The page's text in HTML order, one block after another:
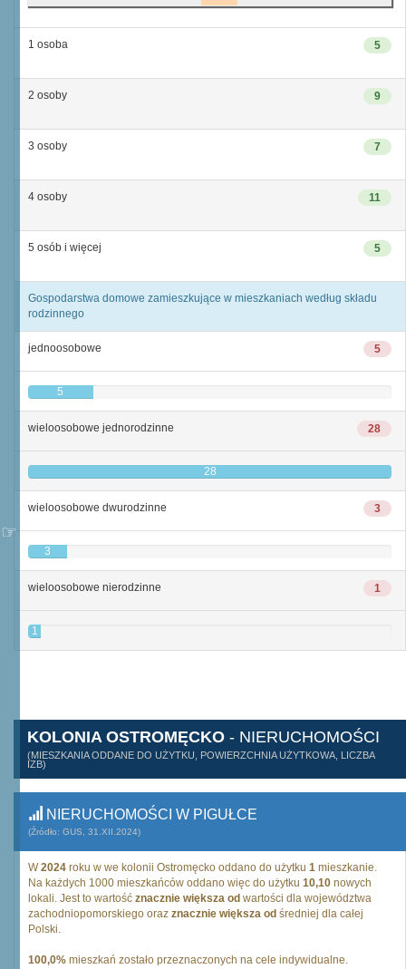
5
1 osoba
9
2 osoby
7
3 osoby
11
4 osoby
5
5 osób i więcej
Gospodarstwa domowe zamieszkujące w mieszkaniach według składu
rodzinnego
5
jednoosobowe
5
28
wieloosobowe jednorodzinne
28
3
wieloosobowe dwurodzinne
3
1
wieloosobowe nierodzinne
1
KOLONIA OSTROMĘCKO - NIERUCHOMOŚCI
(MIESZKANIA ODDANE DO UŻYTKU, POWIERZCHNIA UŻYTKOWA, LICZBA
IZB)
NIERUCHOMOŚCI W PIGUŁCE
(Źródło: GUS, 31.XII.2024)
W2024 roku w we kolonii Ostromęcko oddano do użytku 1 mieszkanie.
Na każdych 1000 mieszkańców oddano więc do użytku 10,10 nowych
lokali. Jest to wartość znacznie większa od wartości dla województwa
zachodniopomorskiego oraz znacznie większa od średniej dla całej
Polski.
100,0% mieszkań zostało przeznaczonych na cele indywidualne.